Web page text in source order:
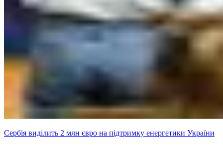
Сербія виділить 2 млн євро на підтримку енергетики України